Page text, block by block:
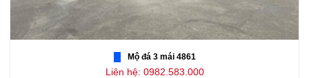
Mộ đá 3 mái 4861
Liên hệ: 0982.583.000